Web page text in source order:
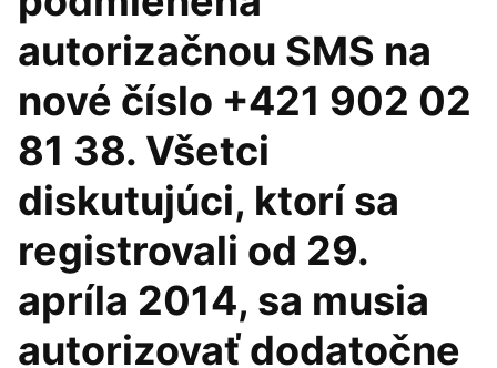
autorizačnou SMS na
nové číslo +421 902 02
81 38. Všetci
diskutujúci, ktorí sa
registrovali od 29.
apríla 2014, sa musia
autorizovať dodatočne